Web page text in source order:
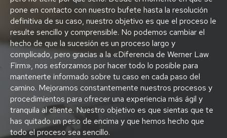
pone en contacto con nuestro bufete hasta la resolución
definitiva de su caso, nuestro objetivo es que el proceso le
resulte sencillo y comprensible. No podemos cambiar el
hecho de que la sucesión es un proceso largo y
complicado, pero gracias a la «Diferencia de Werner Law
Firm», nos esforzamos por hacer todo lo posible para
mantenerte informado sobre tu caso en cada paso del
camino. Mejoramos constantemente nuestros procesos y
procedimientos para ofrecer una experiencia más ágil y
tranquila al cliente. Nuestro objetivo es que sientas que te
has quitado un peso de encima y que hemos hecho que
todo el proceso sea sencillo.